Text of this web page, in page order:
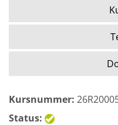
Kursnummer:
Status: